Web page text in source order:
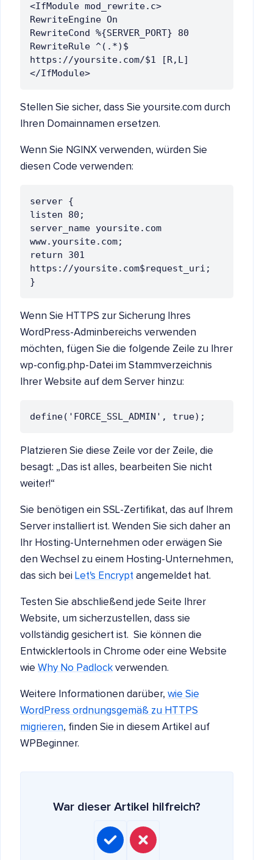
<IfModule mod_rewrite.c>
RewriteEngine On
RewriteCond %{SERVER_PORT} 80
RewriteRule ^(.*)$
https://yoursite.com/$1 [R,L]
</IfModule>
Stellen Sie sicher, dass Sie yoursite.com durch
Ihren Domainnamen ersetzen.
Wenn Sie NGINX verwenden, würden Sie
diesen Code verwenden:
server {
listen 80;
server_name yoursite.com
www.yoursite.com;
return 301
https://yoursite.com$request_uri;
}
Wenn Sie HTTPS zur Sicherung Ihres
WordPress-Adminbereichs verwenden
möchten, fügen Sie die folgende Zeile zu Ihrer
wp-config.php-Datei im Stammverzeichnis
Ihrer Website auf dem Server hinzu:
define('FORCE_SSL_ADMIN', true);
Platzieren Sie diese Zeile vor der Zeile, die
besagt: „Das ist alles, bearbeiten Sie nicht
weiter!“
Sie benötigen ein SSL-Zertifikat, das auf Ihrem
Server installiert ist. Wenden Sie sich daher an
Ihr Hosting-Unternehmen oder erwägen Sie
den Wechsel zu einem Hosting-Unternehmen,
das sich bei Let's Encrypt angemeldet hat.
Testen Sie abschließend jede Seite Ihrer
Website, um sicherzustellen, dass sie
vollständig gesichert ist. Sie können die
Entwicklertools in Chrome oder eine Website
wie Why No Padlock verwenden.
Weitere Informationen darüber, wie Sie
WordPress ordnungsgemäß zu HTTPS
migrieren, finden Sie in diesem Artikel auf
WPBeginner.
War dieser Artikel hilfreich?